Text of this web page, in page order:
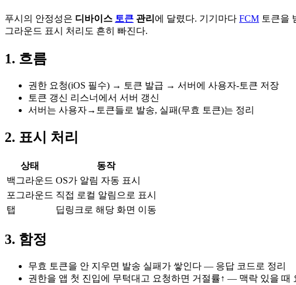
푸시의 안정성은 디바이스 토큰 관리 에 달렸다. 기기마다 FCM 토큰을
그라운드 표시 처리도 흔히 빠진다.
1. 흐름
권한 요청(iOS 필수) → 토큰 발급 → 서버에 사용자-토큰 저장
토큰 갱신 리스너에서 서버 갱신
서버는 사용자→토큰들로 발송, 실패(무효 토큰)는 정리
2. 표시 처리
상태
동작
백그라운드 OS가 알림 자동 표시
포그라운드 직접 로컬 알림으로 표시
탭
딥링크로 해당 화면 이동
3. 함정
무효 토큰을 안 지우면 발송 실패가 쌓인다 — 응답 코드로 정리
권한을 앱 첫 진입에 무턱대고 요청하면 거절률↑ — 맥락 있을 때